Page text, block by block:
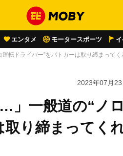
エンタメ モータースポーツ
転ドライバー”をパトカーは取り締まってく
2023年07月23
」一般道の“ノ
取り締まってく